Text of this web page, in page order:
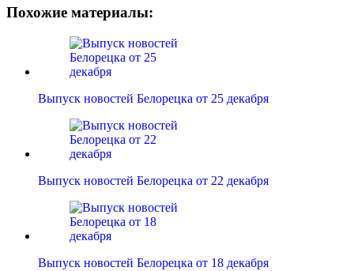
Похожие материалы:
Выпуск новостей Белорецка от 25 декабря
Выпуск новостей Белорецка от 22 декабря
Выпуск новостей Белорецка от 18 декабря